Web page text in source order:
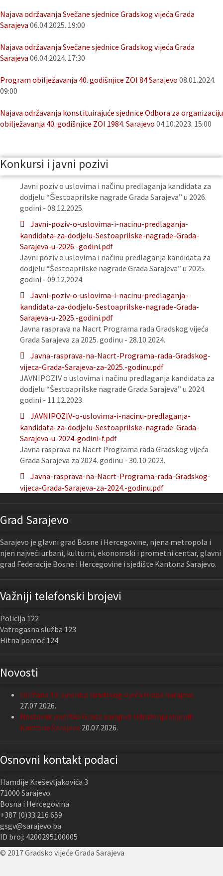
Najava održavanja Svečane sjednice Gradskog vijeća Grada
Sarajeva 06.04.2025. 19:00
Najava održavanja Svečane sjednice Gradskog vijeća Grada
Sarajeva 06.04.2024. 17:30
Program obilježavanja 40. godišnjice ZOI 84 Sarajevo 08.01.2024.
09:00
Najava održavanja konstituirajuće sjednice Odbora za organizaciju
obilježavanja 40. godišnjice ZOI 1984. Sarajevo 04.10.2023. 15:00
Konkursi i javni pozivi
Javni poziv o uslovima i načinu predlaganja kandidata za
dodjelu “Šestoaprilske nagrade Grada Sarajeva” u 2026.
godini - 08.12.2025.
Javni-poziv-o-uslovima-i-nacinu-predlaganja-
kandidata-za-dodjelu-Sestoaprilske-nagrade-Grada-
Sarajeva-u-2026.-godini.pdf
Javni poziv o uslovima i načinu predlaganja kandidata za
dodjelu “Šestoaprilske nagrade Grada Sarajeva” u 2025.
godini - 09.12.2024.
Javni-poziv-o-uslovima-i-nacinu-predlaganja-
kandidata-za-dodjelu-Sestoaprilske-nagrade-Grada-
Sarajeva-u-2025.-godini.pdf
Javna rasprava na Nacrt Programa rada Gradskog vijeća
Grada Sarajeva za 2025. godinu - 28.10.2024.
Javna-rasprava-na-Nacrt-Programa-rada-Gradskog-
vijeca-Grada-Sarajeva-za-2025.-godinu.pdf
JAVNIPOZIV o uslovima i načinu predlaganja kandidata za
dodjelu “Šestoaprilske nagrade Grada Sarajeva” u 2024.
godini - 11.12.2023.
JAVNIPOZIV-o-uslovima-i-nacinu-predlaganja-
kandidata-za-dodjelu-Sestoaprilske-nagrade-Grada-
Sarajeva-u-2024-godini-f.pdf
Javna rasprava na Nacrt Programa rada Gradskog vijeća
Grada Sarajeva za 2024. godinu - 30.10.2023.
Javna-rasprava-na-Nacrt-Programa-rada-Gradskog-
vijeca-Grada-Sarajeva-za-2024.-godinu.pdf
Grad Sarajevo
Sarajevo je glavni grad Bosne i Hercegovine, njena metropola i
njen najveći urbani, kulturni, ekonomski i prometni centar, glavni
grad Federacije Bosne i Hercegovine i sjedište Kantona Sarajevo.
Važniji telefonski brojevi
Policija 122
Vatrogasna služba 123
Hitna pomoć 124
Novosti
Održana 13. sjednica Gradskog vijeća Grada Sarajeva
27.07.2026.
Nastavak podrške Grada Sarajeva Udruženju slijepih
Kantona Sarajevo 20.07.2026.
Osnovni kontakt podaci
Hamdije Kreševljakovića 3
71000 Sarajevo
Bosna i Hercegovina
+387 (0)33 216 659
gsgv@sarajevo.ba
ID broj: 4200295100005
© 2017 Gradsko vijeće Grada Sarajeva